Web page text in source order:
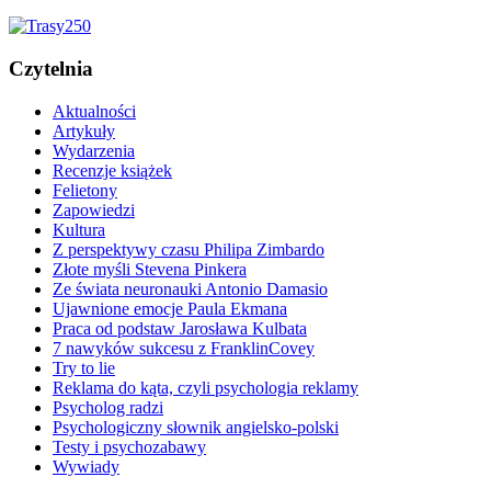
Czytelnia
Aktualności
Artykuły
Wydarzenia
Recenzje książek
Felietony
Zapowiedzi
Kultura
Z perspektywy czasu Philipa Zimbardo
Złote myśli Stevena Pinkera
Ze świata neuronauki Antonio Damasio
Ujawnione emocje Paula Ekmana
Praca od podstaw Jarosława Kulbata
7 nawyków sukcesu z FranklinCovey
Try to lie
Reklama do kąta, czyli psychologia reklamy
Psycholog radzi
Psychologiczny słownik angielsko-polski
Testy i psychozabawy
Wywiady